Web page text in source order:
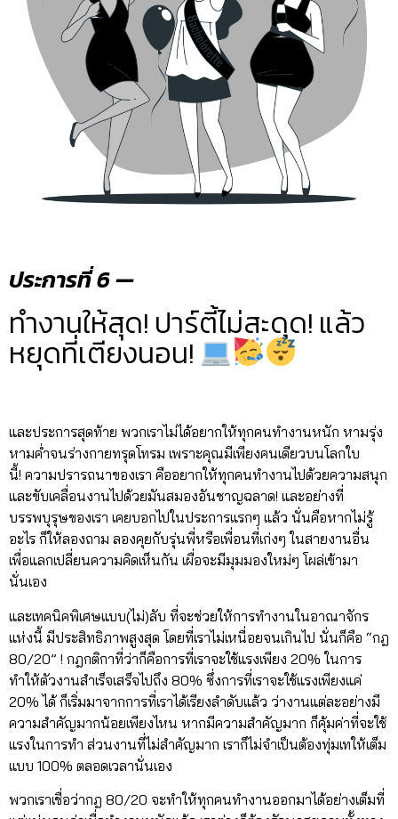
ประการที่ 6 —
ทำงานให้สุด! ปาร์ตี้ไม่สะดุด! แล้ว
หยุดที่เตียงนอน!
และประการสุดท้าย พวกเราไม่ได้อยากให้ทุกคนทำงานหนัก หามรุ่ง
หามค่ำจนร่างกายทรุดโทรม เพราะคุณมีเพียงคนเดียวบนโลกใบ
นี้! ความปรารถนาของเรา คืออยากให้ทุกคนทำงานไปด้วยความสนุก
และขับเคลื่อนงานไปด้วยมันสมองอันชาญฉลาด! และอย่างที่
บรรพบุรุษของเรา เคยบอกไปในประการแรกๆ แล้ว นั่นคือหากไม่รู้
อะไร ก็ให้ลองถาม ลองคุยกับรุ่นพี่หรือเพื่อนที่เก่งๆ ในสายงานอื่น
เพื่อแลกเปลี่ยนความคิดเห็นกัน เผื่อจะมีมุมมองใหม่ๆ โผล่เข้ามา
นั่นเอง
และเทคนิคพิเศษแบบ(ไม่)ลับ ที่จะช่วยให้การทำงานในอาณาจักร
แห่งนี้ มีประสิทธิภาพสูงสุด โดยที่เราไม่เหนื่อยจนเกินไป นั่นก็คือ “กฎ
80/20” ! กฎกติกาที่ว่าก็คือการที่เราจะใช้แรงเพียง 20% ในการ
ทำให้ตัวงานสำเร็จเสร็จไปถึง 80% ซึ่งการที่เราจะใช้แรงเพียงแค่
20% ได้ ก็เริ่มมาจากการที่เราได้เรียงลำดับแล้ว ว่างานแต่ละอย่างมี
ความสำคัญมากน้อยเพียงไหน หากมีความสำคัญมาก ก็คุ้มค่าที่จะใช้
แรงในการทำ ส่วนงานที่ไม่สำคัญมาก เราก็ไม่จำเป็นต้องทุ่มเทให้เต็ม
แบบ 100% ตลอดเวลานั่นเอง
พวกเราเชื่อว่ากฎ 80/20 จะทำให้ทุกคนทำงานออกมาได้อย่างเต็มที่